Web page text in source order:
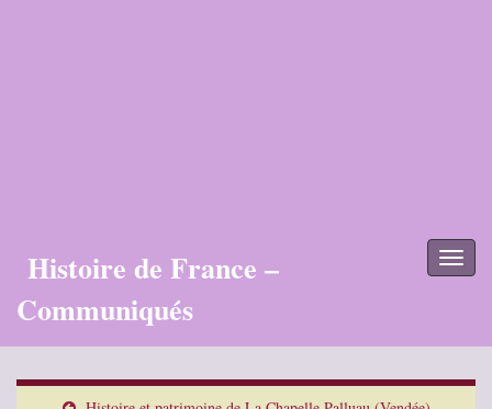
Histoire de France –
Communiqués